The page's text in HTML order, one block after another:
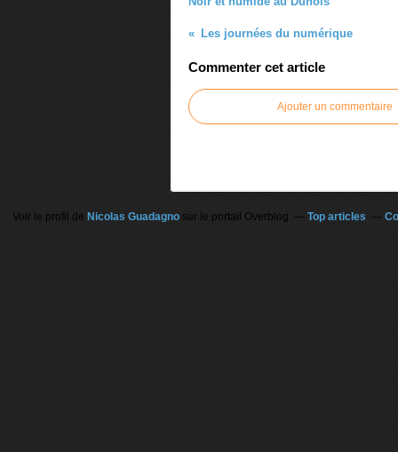
Les journées du numérique
Commenter cet article
Ajouter un commentaire
Voir le profil de Nicolas Guadagnosur le portail Overblog Top articles